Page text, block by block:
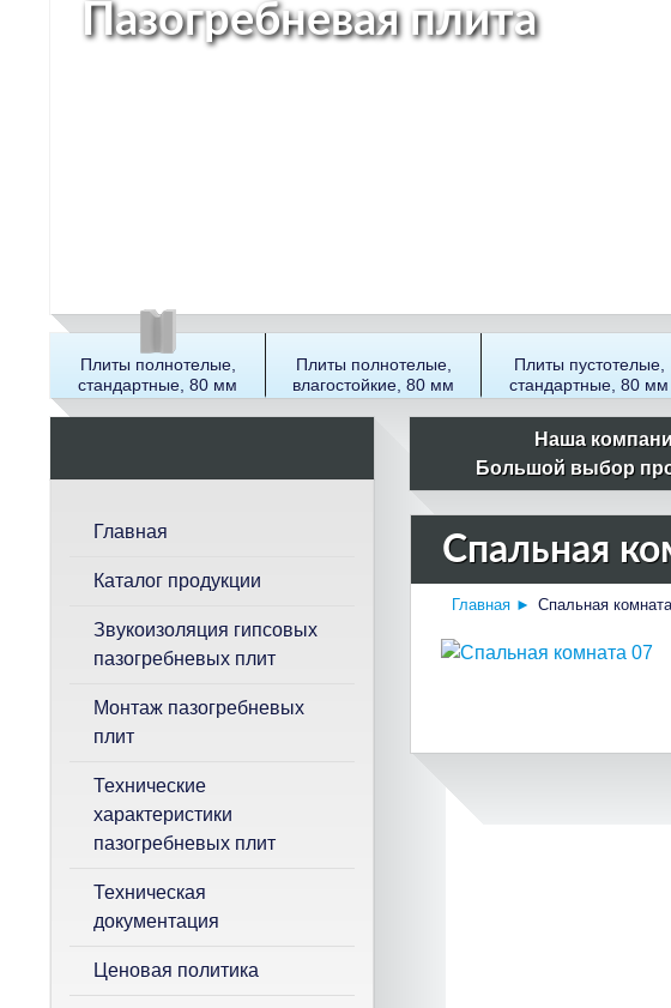
Пазогребневая плита
Плиты полнотелые,
стандартные, 80 мм
Плиты полнотелые,
влагостойкие, 80 мм
Плиты пустотелые,
стандартные, 80 мм
Наша
Большой выбор
Спальная
Главная► Спальная
Главная
Каталог продукции
Звукоизоляция гипсовых
пазогребневых плит
Монтаж пазогребневых
плит
Технические
характеристики
пазогребневых плит
Техническая
документация
Ценовая политика